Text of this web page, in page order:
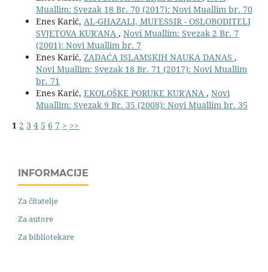
Muallim: Svezak 18 Br. 70 (2017): Novi Muallim br. 70
Enes Karić, AL-GHAZALI, MUFESSIR - OSLOBODITELJ
SVJETOVA KUR'ANA , Novi Muallim: Svezak 2 Br. 7
(2001): Novi Muallim br. 7
Enes Karić, ZADAĆA ISLAMSKIH NAUKA DANAS ,
Novi Muallim: Svezak 18 Br. 71 (2017): Novi Muallim
br. 71
Enes Karić, EKOLOŠKE PORUKE KUR'ANA , Novi
Muallim: Svezak 9 Br. 35 (2008): Novi Muallim br. 35
1 2 3 4 5 6 7 > >>
INFORMACIJE
Za čitatelje
Za autore
Za bibliotekare